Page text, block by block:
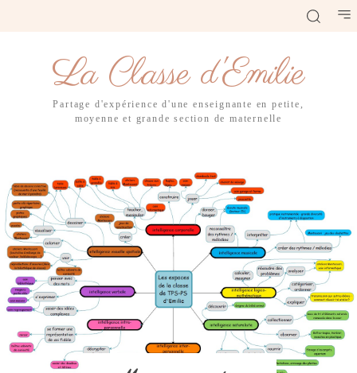
La Classe d'Emilie
Partage d'expérience d'une enseignante en petite,
moyenne et grande section de maternelle